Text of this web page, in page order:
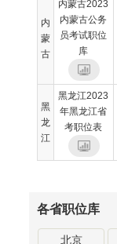
内
蒙
古
内蒙古2023
内蒙古公务
员考试职位
库
黑
龙
江
黑龙江2023
年黑龙江省
考职位表
各省职位库
北京